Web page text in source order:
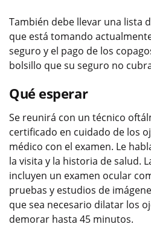
También debe llevar una lista
que está tomando
seguro y el pago de los
bolsillo que su seguro no
Qué esperar
Se reunirá con un técnico
certificado en cuidado de los
médico con el examen. Le
la visita y la historia de salud.
incluyen un examen ocular
pruebas y estudios de
que sea necesario dilatar los
demorar hasta 45 minutos.